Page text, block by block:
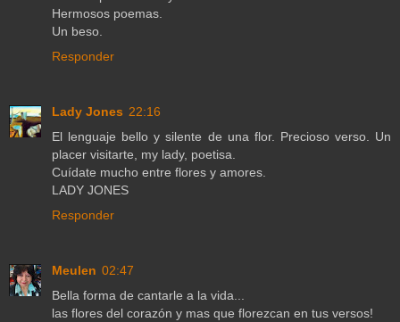
Hermosos poemas.
Un beso.
Responder
Lady Jones 22:16
El lenguaje bello y silente de una flor. Precioso verso. Un
placer visitarte, my lady, poetisa.
Cuídate mucho entre flores y amores.
LADY JONES
Responder
Meulen 02:47
Bella forma de cantarle a la vida...
las flores del corazón y mas que florezcan en tus versos!